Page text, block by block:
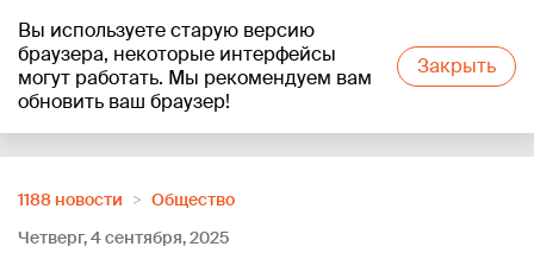
Вы используете старую версию
браузера, некоторые интерфейсы
могут работать. Мы рекомендуем вам
обновить ваш браузер!
Закрыть
+21°C
1188 новости
Oбщество
Четверг, 4 сентября, 2025